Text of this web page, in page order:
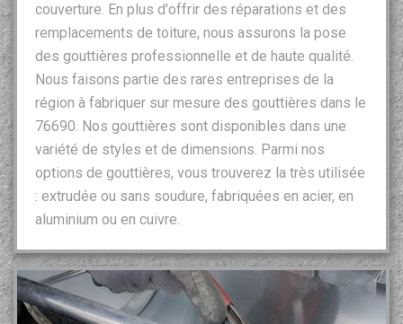
couverture. En plus d'offrir des réparations et des
remplacements de toiture, nous assurons la pose
des gouttières professionnelle et de haute qualité.
Nous faisons partie des rares entreprises de la
région à fabriquer sur mesure des gouttières dans le
76690. Nos gouttières sont disponibles dans une
variété de styles et de dimensions. Parmi nos
options de gouttières, vous trouverez la très utilisée
: extrudée ou sans soudure, fabriquées en acier, en
aluminium ou en cuivre.